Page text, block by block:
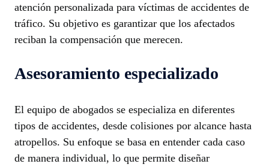
atención personalizada para víctimas de accidentes de
tráfico. Su objetivo es garantizar que los afectados
reciban la compensación que merecen.
Asesoramiento especializado
El equipo de abogados se especializa en diferentes
tipos de accidentes, desde colisiones por alcance hasta
atropellos. Su enfoque se basa en entender cada caso
de manera individual, lo que permite diseñar